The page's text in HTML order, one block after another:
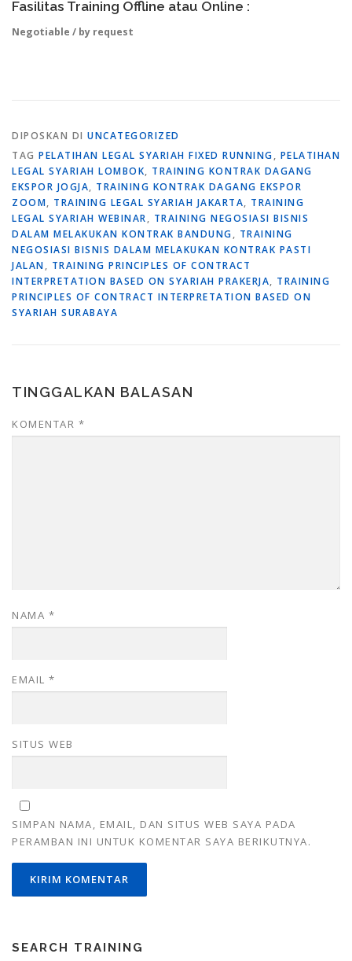
Fasilitas Training Offline atau Online :
Negotiable / by request
DIPOSKAN DI UNCATEGORIZED
TAG PELATIHAN LEGAL SYARIAH FIXED RUNNING, PELATIHAN
LEGAL SYARIAH LOMBOK, TRAINING KONTRAK DAGANG
EKSPOR JOGJA, TRAINING KONTRAK DAGANG EKSPOR
ZOOM, TRAINING LEGAL SYARIAH JAKARTA, TRAINING
LEGAL SYARIAH WEBINAR, TRAINING NEGOSIASI BISNIS
DALAM MELAKUKAN KONTRAK BANDUNG, TRAINING
NEGOSIASI BISNIS DALAM MELAKUKAN KONTRAK PASTI
JALAN, TRAINING PRINCIPLES OF CONTRACT
INTERPRETATION BASED ON SYARIAH PRAKERJA, TRAINING
PRINCIPLES OF CONTRACT INTERPRETATION BASED ON
SYARIAH SURABAYA
TINGGALKAN BALASAN
KOMENTAR *
NAMA *
EMAIL *
SITUS WEB
SIMPAN NAMA, EMAIL, DAN SITUS WEB SAYA PADA
PERAMBAN INI UNTUK KOMENTAR SAYA BERIKUTNYA.
SEARCH TRAINING